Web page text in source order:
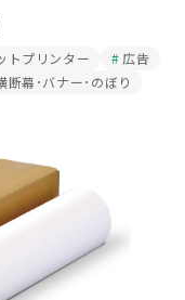
トプリンター
広告
断幕･バナー･のぼり